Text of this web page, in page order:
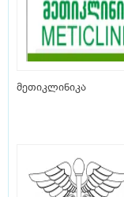
მეთიკლინიკა